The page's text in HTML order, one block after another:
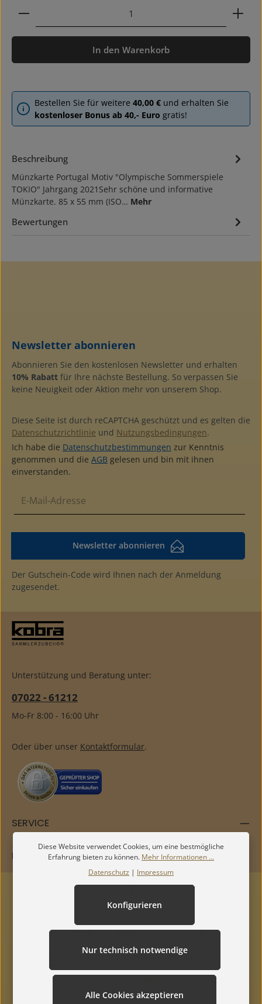
Produkt Anzahl: Gib den gewünschten Wert ein
In den Warenkorb
Bestellen Sie für weitere 40,00 € und erhalten Sie
kostenloser Bonus ab 40,- Euro gratis!
Beschreibung
Münzkarte Portugal Motiv "Olympische Sommerspiele
TOKIO" Jahrgang 2021Sehr schöne und informative
Münzkarte. 85 x 55 mm (ISO… Mehr
Bewertungen
Newsletter abonnieren
Abonnieren Sie den kostenlosen Newsletter und erhalten
10% Rabatt für Ihre nächste Bestellung. So verpassen Sie
keine Neuigkeit oder Aktion mehr von unserem Shop.
Diese Seite ist durch reCAPTCHA geschützt und es gelten die
Datenschutzrichtlinie und Nutzungsbedingungen.
Ich habe die Datenschutzbestimmungen zur Kenntnis
genommen und die AGB gelesen und bin mit ihnen
einverstanden.
Newsletter abonnieren
Der Gutschein-Code wird Ihnen nach der Anmeldung
zugesendet.
Unterstützung und Beratung unter:
07022 - 61212
Mo-Fr 8:00 - 16:00 Uhr
Oder über unser Kontaktformular.
SERVICE
INFORMATIONEN
Diese Website verwendet Cookies, um eine bestmögliche
Erfahrung bieten zu können. Mehr Informationen ...
Datenschutz | Impressum
Nur technisch notwendige
Konfigurieren
Alle Cookies akzeptieren